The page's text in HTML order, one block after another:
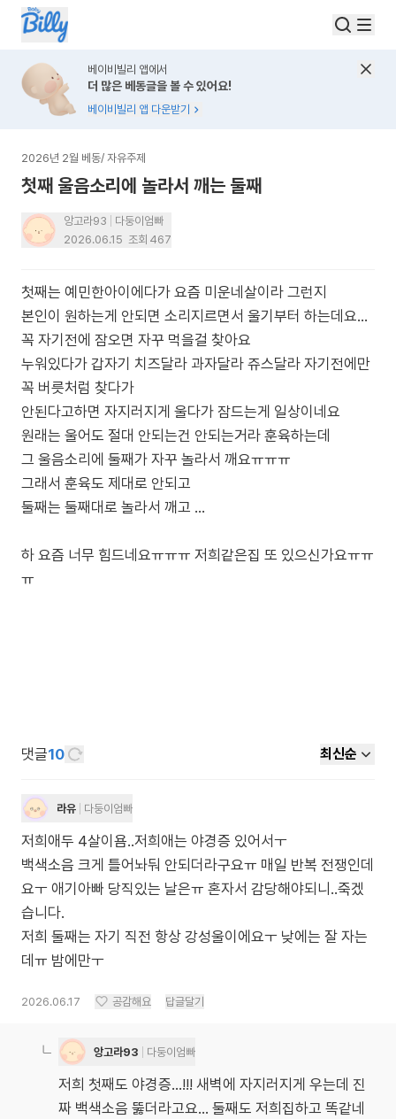
베이비빌리 앱에서
더 많은 베동글을 볼 수 있어요!
베이비빌리 앱 다운받기
2026년 2월 베동/ 자유주제
첫째 울음소리에 놀라서 깨는 둘째
앙고라93
다둥이엄빠
2026.06.15 조회 467
첫째는 예민한아이에다가 요즘 미운네살이라 그런지
본인이 원하는게 안되면 소리지르면서 울기부터 하는데요…
꼭 자기전에 잠오면 자꾸 먹을걸 찾아요
누워있다가 갑자기 치즈달라 과자달라 쥬스달라 자기전에만
꼭 버릇처럼 찾다가
안된다고하면 자지러지게 울다가 잠드는게 일상이네요
원래는 울어도 절대 안되는건 안되는거라 훈육하는데
그 울음소리에 둘째가 자꾸 놀라서 깨요ㅠㅠㅠ
그래서 훈육도 제대로 안되고
둘째는 둘째대로 놀라서 깨고 …
하 요즘 너무 힘드네요ㅠㅠㅠ 저희같은집 또 있으신가요ㅠㅠ
ㅠ
댓글10 최신순
라유 다둥이엄빠
저희애두 4살이욤..저희애는 야경증 있어서ㅜ
백색소음 크게 틀어놔둬 안되더라구요ㅠ 매일 반복 전쟁인데
요ㅜ 애기아빠 당직있는 날은ㅠ 혼자서 감당해야되니..죽겠
습니다.
저희 둘째는 자기 직전 항상 강성울이에요ㅜ 낮에는 잘 자는
데ㅠ 밤에만ㅜ
2026.06.17 공감해요 답글달기
앙고라93 다둥이엄빠
저희 첫째도 야경증…!!! 새벽에 자지러지게 우는데 진
짜 백색소음 뚫더라고요… 둘째도 저희집하고 똑같네